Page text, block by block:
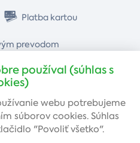
Platba kartou
prevodom
používal (súhlas s
webu potrebujeme
súborov cookies. Súhlas
"Povoliť všetko".